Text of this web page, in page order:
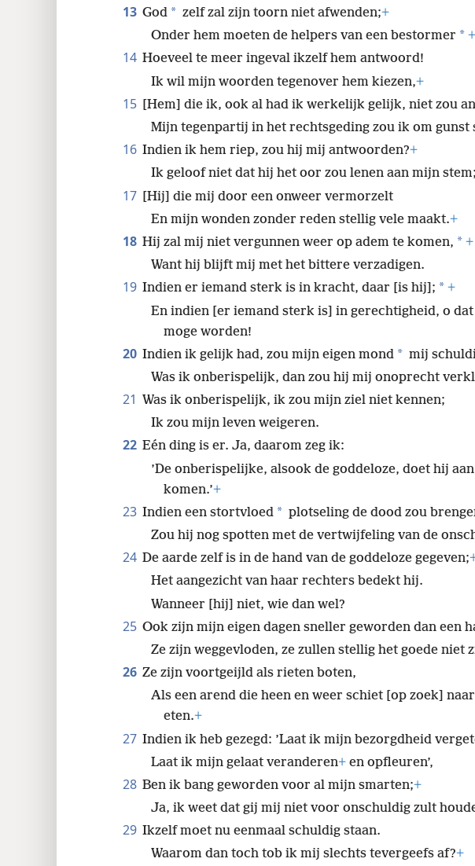
13 God * zelf zal zijn toorn niet afwenden;+
Onder hem moeten de helpers van een bestormer * +
14 Hoeveel te meer ingeval ikzelf hem antwoord!
Ik wil mijn woorden tegenover hem kiezen,+
15 [Hem] die ik, ook al had ik werkelijk gelijk, niet zou
Mijn tegenpartij in het rechtsgeding zou ik om gunst
16 Indien ik hem riep, zou hij mij antwoorden?+
Ik geloof niet dat hij het oor zou lenen aan mijn stem;
17 [Hij] die mij door een onweer vermorzelt
En mijn wonden zonder reden stellig vele maakt.+
18 Hij zal mij niet vergunnen weer op adem te komen, * +
Want hij blijft mij met het bittere verzadigen.
19 Indien er iemand sterk is in kracht, daar [is hij]; * +
En indien [er iemand sterk is] in gerechtigheid, o
moge worden!
20 Indien ik gelijk had, zou mijn eigen mond * mij
Was ik onberispelijk, dan zou hij mij onoprecht
21 Was ik onberispelijk, ik zou mijn ziel niet kennen;
Ik zou mijn leven weigeren.
22 Eén ding is er. Ja, daarom zeg ik:
’De onberispelijke, alsook de goddeloze, doet hij
komen.’+
23 Indien een stortvloed * plotseling de dood zou
Zou hij nog spotten met de vertwijfeling van de
24 De aarde zelf is in de hand van de goddeloze gegeven;
Het aangezicht van haar rechters bedekt hij.
Wanneer [hij] niet, wie dan wel?
25 Ook zijn mijn eigen dagen sneller geworden dan een
Ze zijn weggevloden, ze zullen stellig het goede niet
26 Ze zijn voortgeijld als rieten boten,
Als een arend die heen en weer schiet [op zoek]
eten.+
27 Indien ik heb gezegd: ’Laat ik mijn bezorgdheid
Laat ik mijn gelaat veranderen+ en opfleuren’,
28 Ben ik bang geworden voor al mijn smarten;+
Ja, ik weet dat gij mij niet voor onschuldig zult
29 Ikzelf moet nu eenmaal schuldig staan.
Waarom dan toch tob ik mij slechts tevergeefs af?+